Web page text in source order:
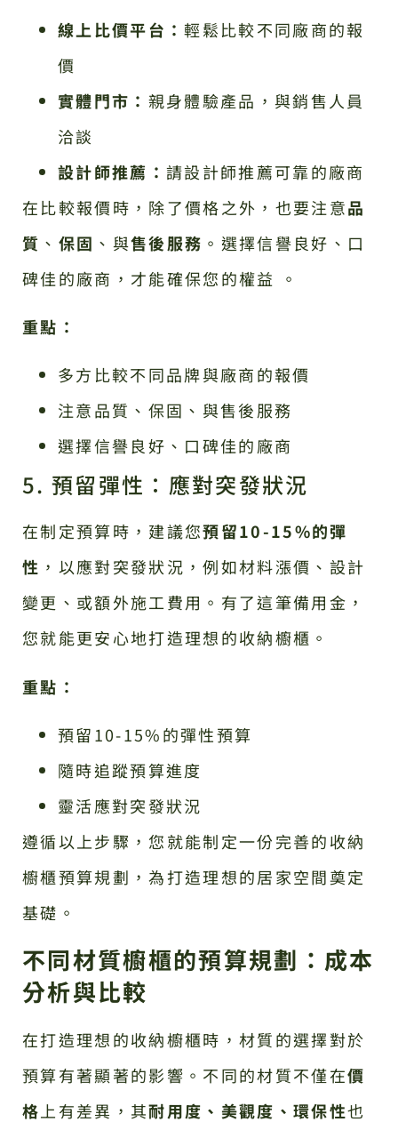
線上比價平台：輕鬆比較不同廠商的報
價
實體門市： 親身體驗產品，與銷售人員
洽談
設計師推薦：請設計師推薦可靠的廠商
在比較報價時，除了價格之外，也要注意品
質 、 保固 、與售後服務 。選擇信譽良好、口
碑佳的廠商，才能確保您的權益 。
重點：
多方比較不同品牌與廠商的報價
注意品質、保固、與售後服務
選擇信譽良好、口碑佳的廠商
5. 預留彈性：應對突發狀況
在制定預算時，建議您預留10-15%的彈
性 ，以應對突發狀況，例如材料漲價、設計
變更、或額外施工費用。有了這筆備用金，
您就能更安心地打造理想的收納櫥櫃。
重點：
預留10-15%的彈性預算
隨時追蹤預算進度
靈活應對突發狀況
遵循以上步驟，您就能制定一份完善的收納
櫥櫃預算規劃，為打造理想的居家空間奠定
基礎。
不同材質櫥櫃的預算規劃：成本
分析與比較
在打造理想的收納櫥櫃時，材質的選擇對於
預算有著顯著的影響。不同的材質不僅在價
格 上有差異，其耐用度、美觀度、環保性也